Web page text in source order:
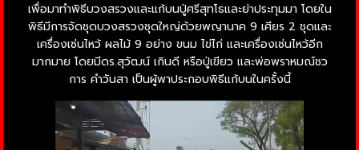
เพื่อมาทำพิธีบวงสรวงและแก้บนปู่ศรีสุทโธและย่าประทุมมา โดยใน
พิธีมีการจัดชุดบวงสรวงชุดใหญ่ด้วยพญานาค 9 เศียร 2 ชุดและ
เครื่องเซ่นไหว้ ผลไม้ 9 อย่าง ขนม ไข่ไก่ และเครื่องเซ่นไหว้อีก
มากมาย โดยมีดร.สุวัฒน์ เกินดี หรือปู่เขียว และพ่อพราหมณ์ชว
การ คำวันสา เป็นผู้พาประกอบพิธีแก้บนในครั้งนี้